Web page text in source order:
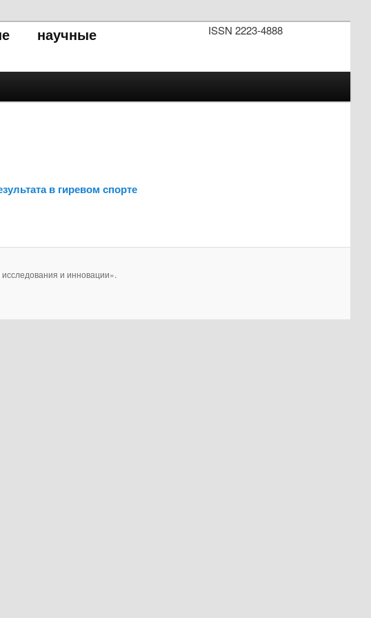
ISSN 2223-4888
научные
в гиревом спорте
и инновации».